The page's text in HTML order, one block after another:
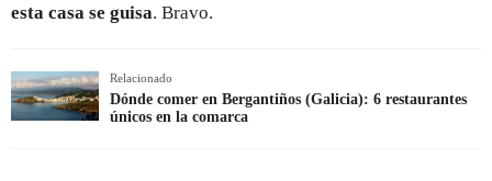
esta casa se guisa. Bravo.
Relacionado
Dónde comer en Bergantiños (Galicia): 6 restaurantes
únicos en la comarca